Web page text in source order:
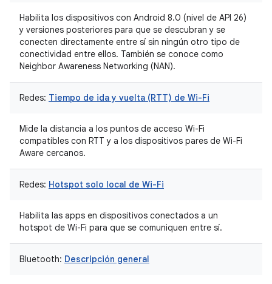
Habilita los dispositivos con Android 8.0 (nivel de API 26)
y versiones posteriores para que se descubran y se
conecten directamente entre sí sin ningún otro tipo de
conectividad entre ellos. También se conoce como
Neighbor Awareness Networking (NAN).
Redes: Tiempo de ida y vuelta (RTT) de Wi-Fi
Mide la distancia a los puntos de acceso Wi-Fi
compatibles con RTT y a los dispositivos pares de Wi-Fi
Aware cercanos.
Redes: Hotspot solo local de Wi-Fi
Habilita las apps en dispositivos conectados a un
hotspot de Wi-Fi para que se comuniquen entre sí.
Bluetooth: Descripción general